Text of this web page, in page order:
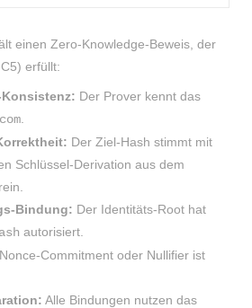
einen Zero-Knowledge-Beweis, der
erfüllt:
Konsistenz: Der Prover kennt das
Der Ziel-Hash stimmt mit
Schlüssel-Derivation aus dem
Bindung: Der Identitäts-Root hat
autorisiert.
Nonce-Commitment oder Nullifier ist
Alle Bindungen nutzen das